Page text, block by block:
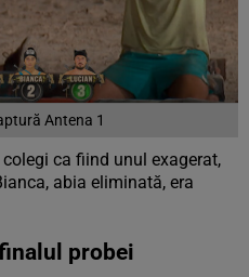
Antena 1
ca fiind unul exagerat,
abia eliminată, era
probei